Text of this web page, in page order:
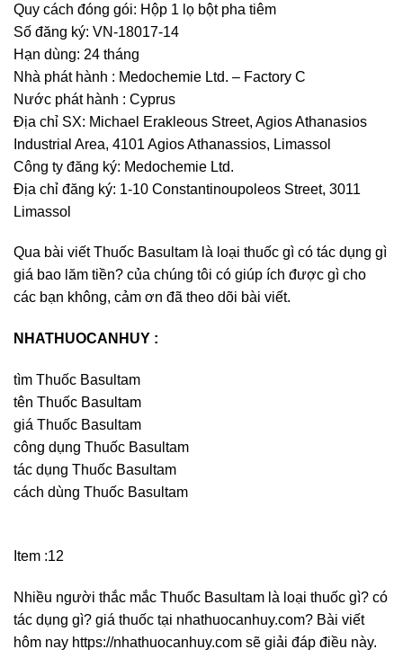
Quy cách đóng gói: Hộp 1 lọ bột pha tiêm
Số đăng ký: VN-18017-14
Hạn dùng: 24 tháng
Nhà phát hành : Medochemie Ltd. – Factory C
Nước phát hành : Cyprus
Địa chỉ SX: Michael Erakleous Street, Agios Athanasios
Industrial Area, 4101 Agios Athanassios, Limassol
Công ty đăng ký: Medochemie Ltd.
Địa chỉ đăng ký: 1-10 Constantinoupoleos Street, 3011
Limassol
Qua bài viết Thuốc Basultam là loại thuốc gì có tác dụng gì
giá bao lăm tiền? của chúng tôi có giúp ích được gì cho
các bạn không, cảm ơn đã theo dõi bài viết.
NHATHUOCANHUY :
tìm Thuốc Basultam
tên Thuốc Basultam
giá Thuốc Basultam
công dụng Thuốc Basultam
tác dụng Thuốc Basultam
cách dùng Thuốc Basultam
Item :12
Nhiều người thắc mắc Thuốc Basultam là loại thuốc gì? có
tác dụng gì? giá thuốc tại nhathuocanhuy.com? Bài viết
hôm nay https://nhathuocanhuy.com sẽ giải đáp điều này.